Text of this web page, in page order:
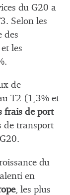
du G20 a
Selon les
des
les
de
T2 (1,3% et
frais de port
de transport
du
en
, les plus